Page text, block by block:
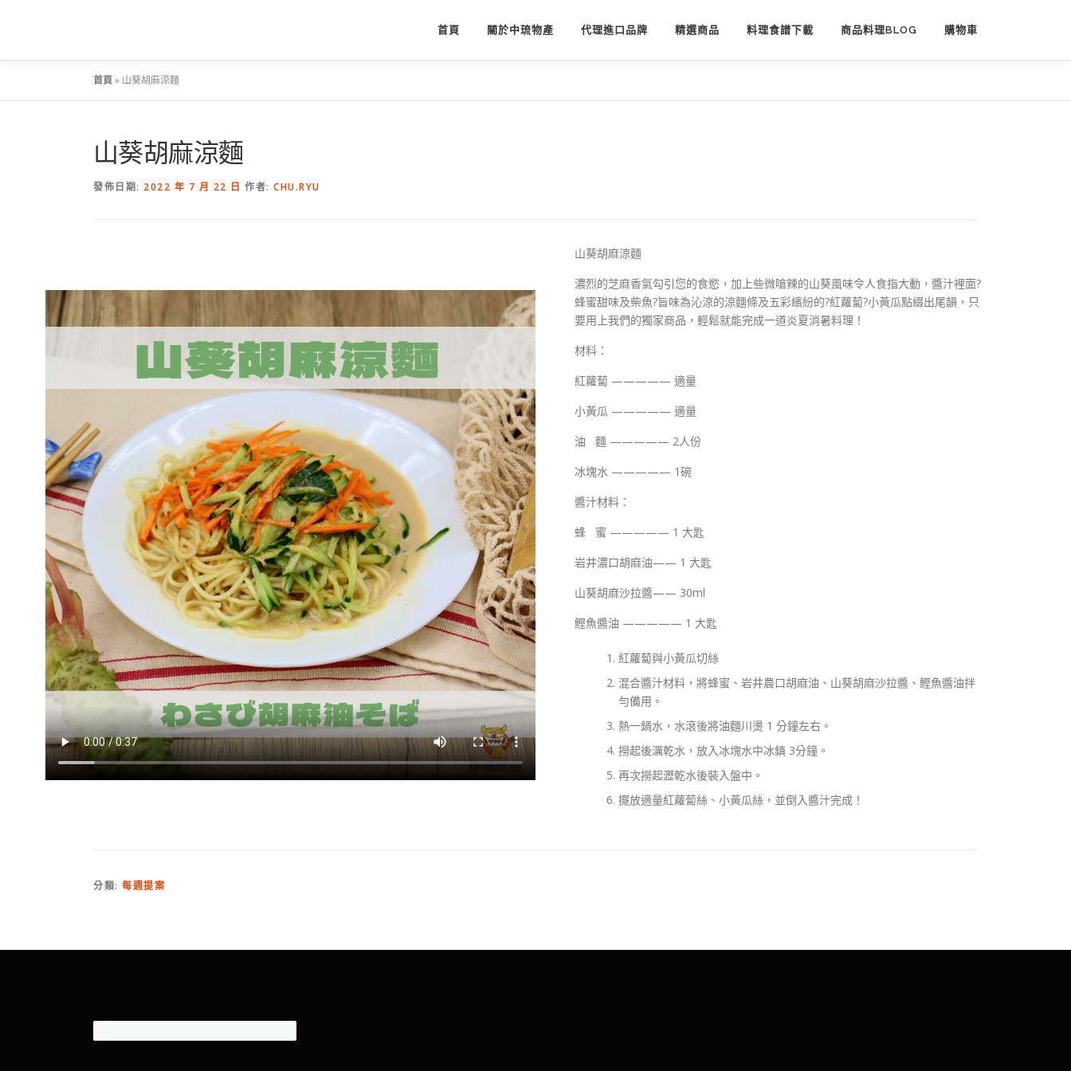
要
首頁 關於中琉物產 代理進口品牌 精選商品 料理食譜下載 商品料理BLOG 購物車
首頁» 山葵胡麻涼麵
山葵胡麻涼麵
發佈日期: 2022 年 7 月 22 日 作者: CHU.RYU
山葵胡麻涼麵
濃烈的芝麻香氣勾引您的食慾，加上些微嗆辣的山葵風味令人食指大動，醬汁裡面?
蜂蜜甜味及柴魚?旨味為沁涼的涼麵條及五彩繽紛的?紅蘿蔔?小黃瓜點綴出尾韻，只
要用上我們的獨家商品，輕鬆就能完成一道炎夏消暑料理！
材料：
紅蘿蔔 ————— 適量
小黃瓜 ————— 適量
油 麵 ————— 2人份
冰塊水 ————— 1碗
醬汁材料：
蜂 蜜 ————— 1 大匙
岩井濃口胡麻油—— 1 大匙
山葵胡麻沙拉醬—— 30ml
鰹魚醬油 ————— 1 大匙
紅蘿蔔與小黃瓜切絲
混合醬汁材料，將蜂蜜、岩井農口胡麻油、山葵胡麻沙拉醬、鰹魚醬油拌
勻備用。
熱一鍋水，水滾後將油麵川燙 1 分鐘左右。
撈起後濿乾水，放入冰塊水中冰鎮 3分鐘。
再次撈起瀝乾水後裝入盤中。
擺放適量紅蘿蔔絲、小黃瓜絲，並倒入醬汁完成！
分類: 每週提案